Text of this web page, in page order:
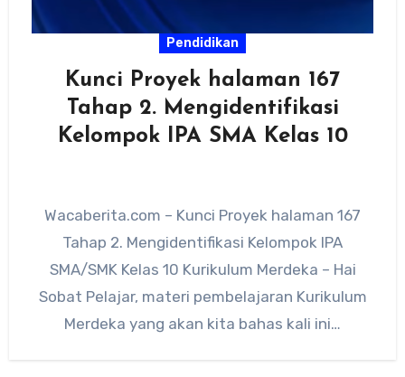
Pendidikan
Kunci Proyek halaman 167
Tahap 2. Mengidentifikasi
Kelompok IPA SMA Kelas 10
Wacaberita.com – Kunci Proyek halaman 167
Tahap 2. Mengidentifikasi Kelompok IPA
SMA/SMK Kelas 10 Kurikulum Merdeka – Hai
Sobat Pelajar, materi pembelajaran Kurikulum
Merdeka yang akan kita bahas kali ini…